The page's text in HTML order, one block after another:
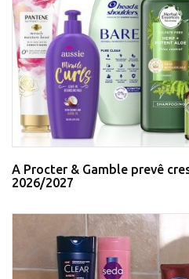
A Procter & Gamble prevê
2026/2027